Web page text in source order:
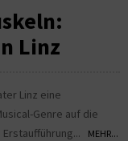
Linz
Linz eine
Genre auf die
MEHR...